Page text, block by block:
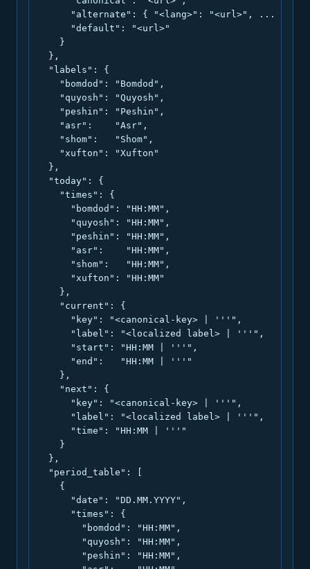
      "alternate": { "<lang>": "<url>", ... },
      "default": "<url>"
    }
  },
  "labels": {
    "bomdod": "Bomdod",
    "quyosh": "Quyosh",
    "peshin": "Peshin",
    "asr":    "Asr",
    "shom":   "Shom",
    "xufton": "Xufton"
  },
  "today": {
    "times": {
      "bomdod": "HH:MM",
      "quyosh": "HH:MM",
      "peshin": "HH:MM",
      "asr":    "HH:MM",
      "shom":   "HH:MM",
      "xufton": "HH:MM"
    },
    "current": {
      "key": "<canonical-key> | '''",
      "label": "<localized label> | '''",
      "start": "HH:MM | '''",
      "end":   "HH:MM | '''"
    },
    "next": {
      "key": "<canonical-key> | '''",
      "label": "<localized label> | '''",
      "time": "HH:MM | '''"
    }
  },
  "period_table": [
    {
      "date": "DD.MM.YYYY",
      "times": {
        "bomdod": "HH:MM",
        "quyosh": "HH:MM",
        "peshin": "HH:MM",